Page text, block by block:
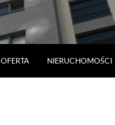
OFERTA NIERUCHOMOŚCI